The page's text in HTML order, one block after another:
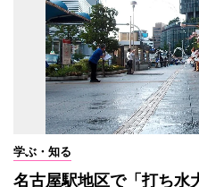
学ぶ・知る
名古屋駅地区で「打ち